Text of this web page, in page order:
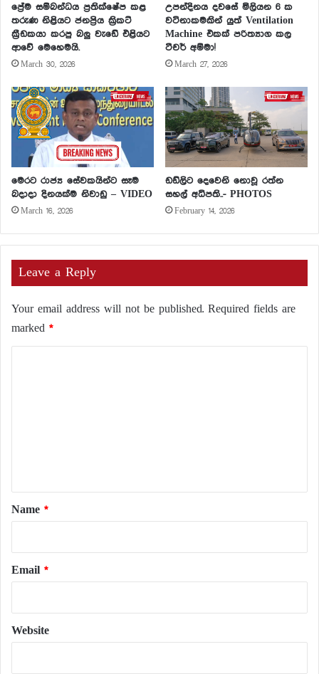
ප්‍රේම සම්බන්ධය ප්‍රතික්ෂේප කළ
තරුණ නිළියට ජනප්‍රිය ක්‍රිකට්
ක්‍රීඩකයා කරපු බලු වැඩේ එළියට
ආවේ මෙහෙමයි.
March 30, 2026
උපන්දිනය දවසේ මිලියන 6 ක
වටිනාකමකින් යුත් Ventilation
Machine එකක් පරිත්‍යාග කල
ටීචර් අම්මා!
March 27, 2026
මෙරට රාජ්‍ය සේවකයින්ට සෑම
බදාදා දිනයක්ම නිවාඩු – VIDEO
March 16, 2026
ඩඩ්ලිට දෙවෙනි නොවූ රත්න
සහල් අධිපති..- PHOTOS
February 14, 2026
Leave a Reply
Your email address will not be published. Required fields are
marked *
*
Name *
Email *
Website